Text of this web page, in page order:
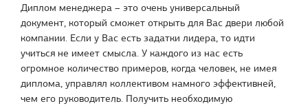
Диплом менеджера – это очень универсальный
документ, который сможет открыть для Вас двери любой
компании. Если у Вас есть задатки лидера, то идти
учиться не имеет смысла. У каждого из нас есть
огромное количество примеров, когда человек, не имея
диплома, управлял коллективом намного эффективней,
чем его руководитель. Получить необходимую